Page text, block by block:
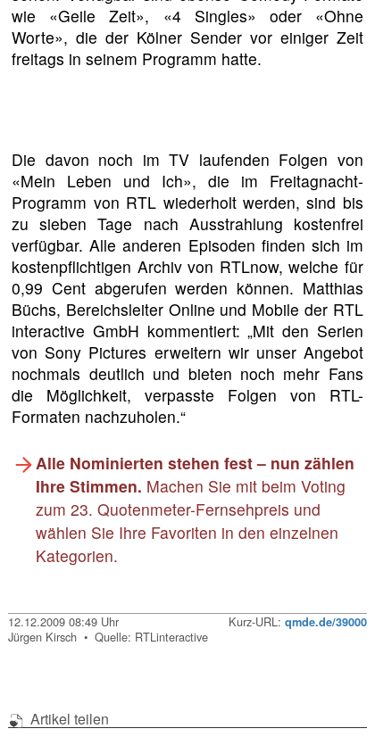
wie «Geile Zeit», «4 Singles» oder «Ohne
Worte», die der Kölner Sender vor einiger Zeit
freitags in seinem Programm hatte.
Die davon noch im TV laufenden Folgen von
«Mein Leben und Ich», die im Freitagnacht-
Programm von RTL wiederholt werden, sind bis
zu sieben Tage nach Ausstrahlung kostenfrei
verfügbar. Alle anderen Episoden finden sich im
kostenpflichtigen Archiv von RTLnow, welche für
0,99 Cent abgerufen werden können. Matthias
Büchs, Bereichsleiter Online und Mobile der RTL
interactive GmbH kommentiert: „Mit den Serien
von Sony Pictures erweitern wir unser Angebot
nochmals deutlich und bieten noch mehr Fans
die Möglichkeit, verpasste Folgen von RTL-
Formaten nachzuholen.“
Alle Nominierten stehen fest – nun zählen
Ihre Stimmen. Machen Sie mit beim Voting
zum 23. Quotenmeter-Fernsehpreis und
wählen Sie Ihre Favoriten in den einzelnen
Kategorien.
12.12.2009 08:49 Uhr Kurz-URL: qmde.de/39000
Jürgen Kirsch • Quelle: RTLinteractive
Artikel teilen